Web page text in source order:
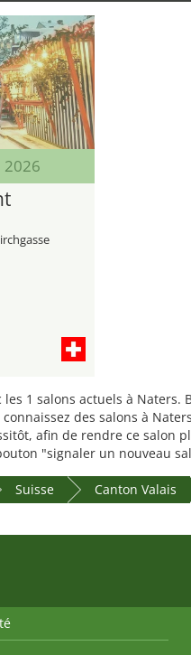
2026
les 1 salons actuels à
des salons à
afin de rendre ce salon
"signaler un nouveau
Suisse Canton Valais